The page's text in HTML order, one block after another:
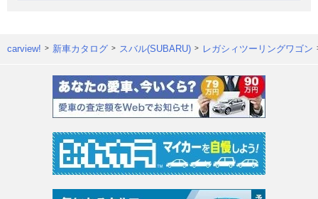
carview! 新車カタログ スバル(SUBARU) レガシィツーリングワゴン